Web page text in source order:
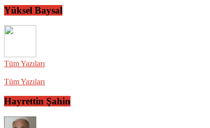
Yüksel Baysal
Tüm Yazıları
Tüm Yazıları
Hayrettin Şahin